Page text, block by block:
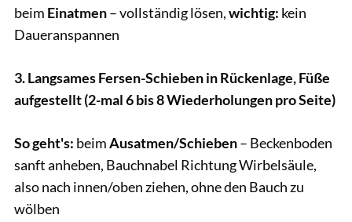
beim Einatmen– vollständig lösen,wichtig: kein
Daueranspannen
3. Langsames Fersen-Schieben in Rückenlage, Füße
aufgestellt (2-mal 6 bis 8 Wiederholungen pro Seite)
So geht's: beimAusatmen/Schieben– Beckenboden
sanft anheben, Bauchnabel Richtung Wirbelsäule,
also nach innen/oben ziehen, ohne den Bauch zu
wölben